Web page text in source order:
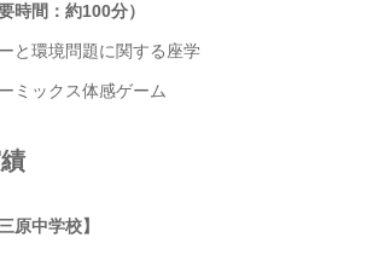
時間：約100分）
と環境問題に関する座学
ミックス体感ゲーム
原中学校】